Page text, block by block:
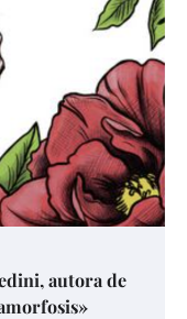
autora de